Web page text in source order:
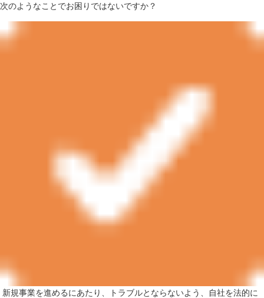
次のようなことでお困りではないですか？
新規事業を進めるにあたり、トラブルとならないよう、自社を法的に